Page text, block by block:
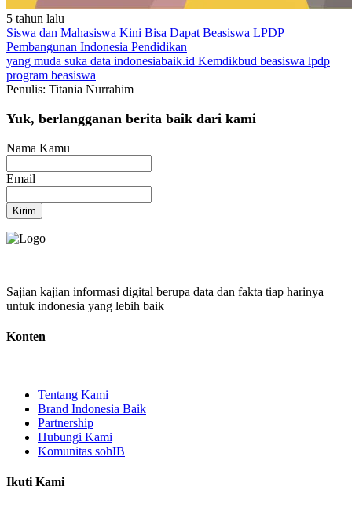
5 tahun lalu
Siswa dan Mahasiswa Kini Bisa Dapat Beasiswa LPDP
Pembangunan Indonesia Pendidikan
yang muda suka data indonesiabaik.id Kemdikbud beasiswa lpdp
program beasiswa
Penulis: Titania Nurrahim
Yuk, berlangganan berita baik dari kami
Nama Kamu
Email
Kirim
Sajian kajian informasi digital berupa data dan fakta tiap harinya
untuk indonesia yang lebih baik
Konten
Tentang Kami
Brand Indonesia Baik
Partnership
Hubungi Kami
Komunitas sohIB
Ikuti Kami